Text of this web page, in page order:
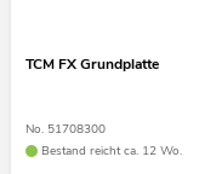
TCM FX Grundplatte
No. 51708300
Bestand reicht ca. 12 Wo.